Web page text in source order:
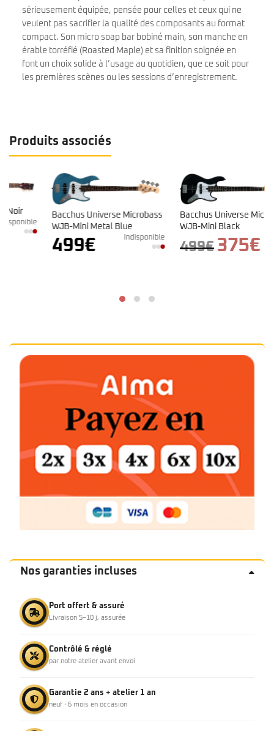
sérieusement équipée, pensée pour celles et ceux qui ne
veulent pas sacrifier la qualité des composants au format
compact. Son micro soap bar bobiné main, son manche en
érable torréfié (Roasted Maple) et sa finition soignée en
font un choix solide à l’usage au quotidien, que ce soit pour
les premières scènes ou les sessions d’enregistrement.
Produits associés
Bacchus Universe Microbass
WJB-Mini Metal Blue
€ Indisponible
Bacchus Universe Microbass
WJB-Mini Black
499
Le
prix
375 €Le
prix
En stock
Nos garanties incluses
Port offert & assuré
Livraison 5–10 j, assurée
Contrôlé & réglé
par notre atelier avant envoi
Garantie 2 ans + atelier 1 an
neuf · 6 mois en occasion